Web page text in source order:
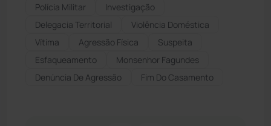
Polícia Militar
Investigação
Delegacia Territorial
Violência Doméstica
Vítima
Agressão Física
Suspeita
Esfaqueamento
Monsenhor Fagundes
Denúncia De Agressão
Fim Do Casamento